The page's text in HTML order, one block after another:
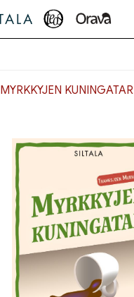
MYRKKYJEN KUNINGATAR